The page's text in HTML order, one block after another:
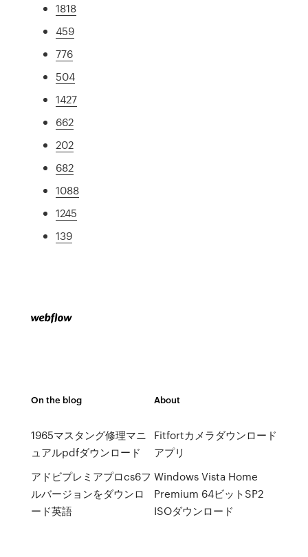
1818
459
776
504
1427
662
202
682
1088
1245
139
On the blog
1965マスタング修理マニ
ュアルpdfダウンロード
アドビプレミアプロcs6フ
ルバージョンをダウンロ
ード英語
About
Fitfortカメラダウンロード
アプリ
Windows Vista Home
Premium 64ビットSP2
ISOダウンロード